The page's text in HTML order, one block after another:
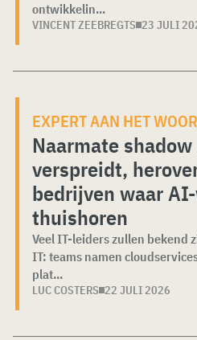
ontwikkelin...
VINCENT ZEEBREGTS 23 JULI
EXPERT AAN HET
Naarmate
verspreidt,
bedrijven waar
thuishoren
Veel IT-leiders zullen bekend
IT: teams namen
plat...
LUC COSTERS 22 JULI 2026